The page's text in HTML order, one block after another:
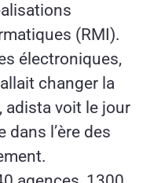
(RMI).
électroniques,
changer la
adista voit le jour
dans l’ère des